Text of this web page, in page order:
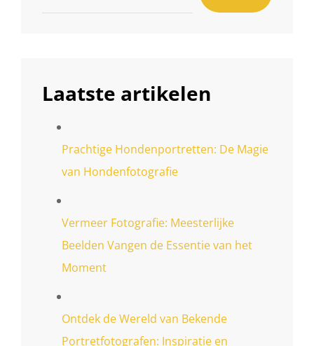
Laatste artikelen
Prachtige Hondenportretten: De Magie
van Hondenfotografie
Vermeer Fotografie: Meesterlijke
Beelden Vangen de Essentie van het
Moment
Ontdek de Wereld van Bekende
Portretfotografen: Inspiratie en